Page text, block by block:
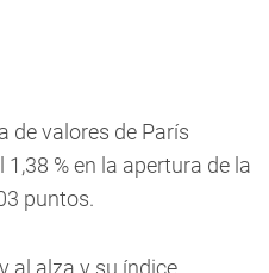
de valores de París
% en la apertura de la
puntos.
al alza y su índice